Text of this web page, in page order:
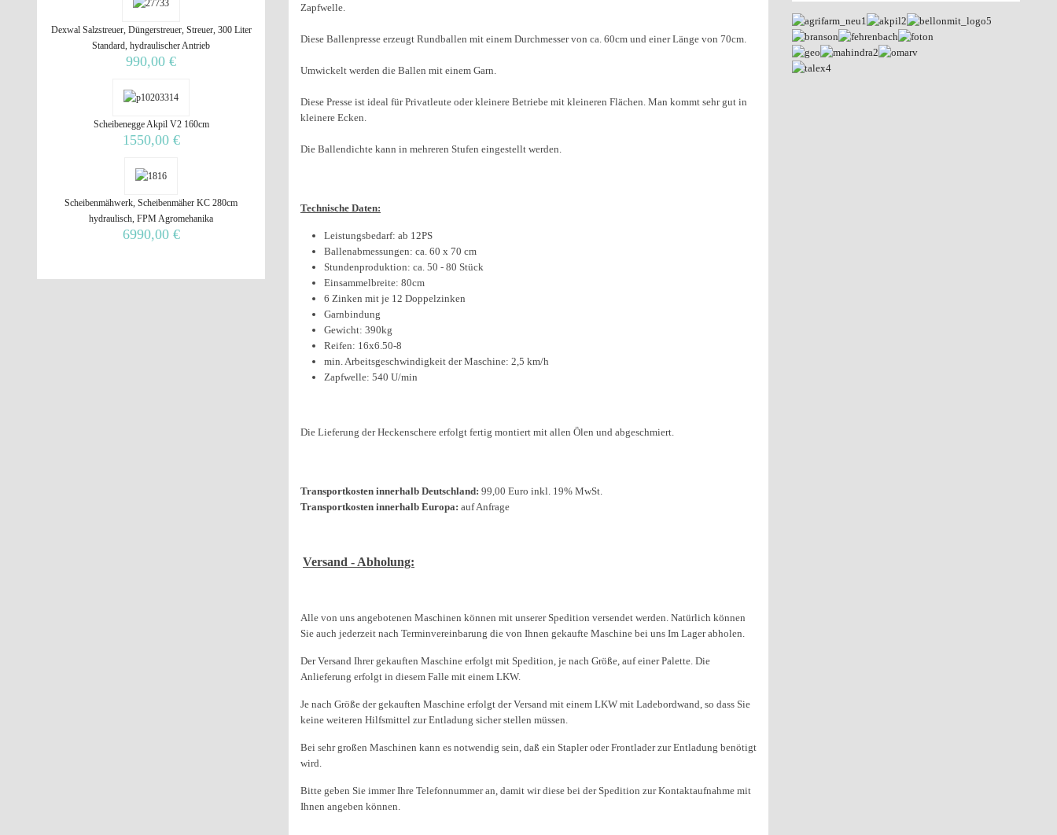
Zapfwelle.
Diese Ballenpresse erzeugt Rundballen mit einem Durchmesser von ca. 60cm und einer Länge von 70cm.
Umwickelt werden die Ballen mit einem Garn.
Diese Presse ist ideal für Privatleute oder kleinere Betriebe mit kleineren Flächen. Man kommt sehr gut in
kleinere Ecken.
Die Ballendichte kann in mehreren Stufen eingestellt werden.
Technische Daten:
Leistungsbedarf: ab 12PS
Ballenabmessungen: ca. 60 x 70 cm
Stundenproduktion: ca. 50 - 80 Stück
Einsammelbreite: 80cm
6 Zinken mit je 12 Doppelzinken
Garnbindung
Gewicht: 390kg
Reifen: 16x6.50-8
min. Arbeitsgeschwindigkeit der Maschine: 2,5 km/h
Zapfwelle: 540 U/min
Die Lieferung der Heckenschere erfolgt fertig montiert mit allen Ölen und abgeschmiert.
Transportkosten innerhalb Deutschland: 99,00 Euro inkl. 19% MwSt.
Transportkosten innerhalb Europa: auf Anfrage
Versand - Abholung:
Alle von uns angebotenen Maschinen können mit unserer Spedition versendet werden. Natürlich können
Sie auch jederzeit nach Terminvereinbarung die von Ihnen gekaufte Maschine bei uns Im Lager abholen.
Der Versand Ihrer gekauften Maschine erfolgt mit Spedition, je nach Größe, auf einer Palette. Die
Anlieferung erfolgt in diesem Falle mit einem LKW.
Je nach Größe der gekauften Maschine erfolgt der Versand mit einem LKW mit Ladebordwand, so dass Sie
keine weiteren Hilfsmittel zur Entladung sicher stellen müssen.
Bei sehr großen Maschinen kann es notwendig sein, daß ein Stapler oder Frontlader zur Entladung benötigt
wird.
Bitte geben Sie immer Ihre Telefonnummer an, damit wir diese bei der Spedition zur Kontaktaufnahme mit
Ihnen angeben können.
Dexwal Salzstreuer, Düngerstreuer, Streuer, 300 Liter
Standard, hydraulischer Antrieb
990,00 €
Scheibenegge Akpil V2 160cm
1550,00 €
Scheibenmähwerk, Scheibenmäher KC 280cm
hydraulisch, FPM Agromehanika
6990,00 €